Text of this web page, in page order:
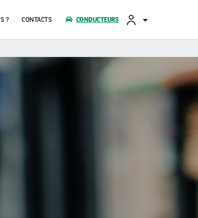
QUI SOMMES-NOUS ?‏‎ CONTACTS CONDUCTEURS